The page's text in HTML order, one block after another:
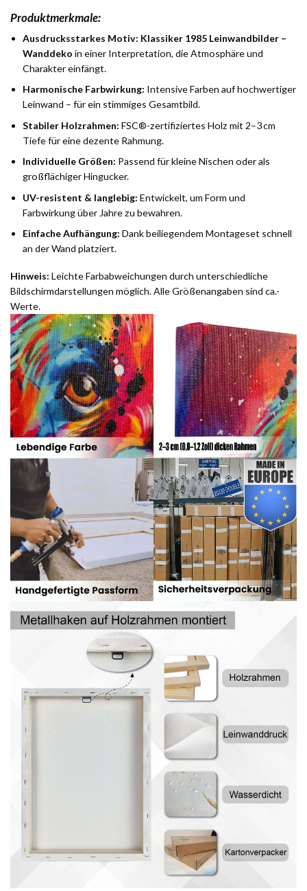
Produktmerkmale:
Ausdrucksstarkes Motiv: Klassiker 1985 Leinwandbilder –
Wanddeko in einer Interpretation, die Atmosphäre und
Charakter einfängt.
Harmonische Farbwirkung: Intensive Farben auf hochwertiger
Leinwand – für ein stimmiges Gesamtbild.
Stabiler Holzrahmen: FSC®-zertifiziertes Holz mit 2–3 cm
Tiefe für eine dezente Rahmung.
Individuelle Größen: Passend für kleine Nischen oder als
großflächiger Hingucker.
UV-resistent & langlebig: Entwickelt, um Form und
Farbwirkung über Jahre zu bewahren.
Einfache Aufhängung: Dank beiliegendem Montageset schnell
an der Wand platziert.
Hinweis: Leichte Farbabweichungen durch unterschiedliche
Bildschirmdarstellungen möglich. Alle Größenangaben sind ca.-
Werte.